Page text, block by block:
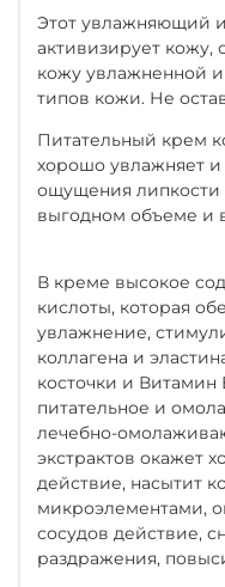
Этот увлажняющий
активизирует кожу,
кожу увлажненной
типов кожи. Не
Питательный крем
хорошо увлажняет и
ощущения липкости
выгодном объеме и
В креме высокое
кислоты, которая
увлажнение,
коллагена и
косточки и Витамин
питательное и
лечебно-
экстрактов окажет
действие, насытит
микроэлементами,
сосудов действие,
раздражения,